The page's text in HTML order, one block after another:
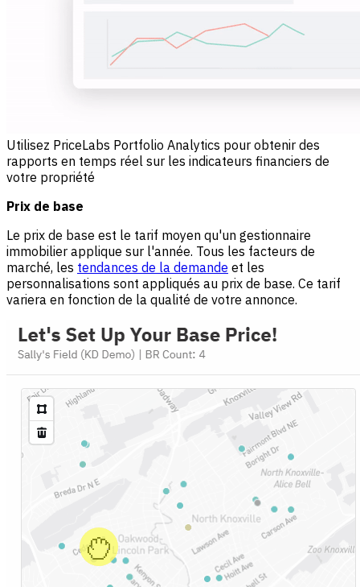
Utilisez PriceLabs Portfolio Analytics pour obtenir des
rapports en temps réel sur les indicateurs financiers de
votre propriété
Prix de base
Le prix de base est le tarif moyen qu'un gestionnaire
immobilier applique sur l'année. Tous les facteurs de
marché, les tendances de la demande et les
personnalisations sont appliqués au prix de base. Ce tarif
variera en fonction de la qualité de votre annonce.